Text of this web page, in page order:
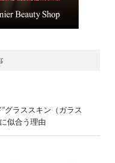
グラススキン（ガラス
似合う理由